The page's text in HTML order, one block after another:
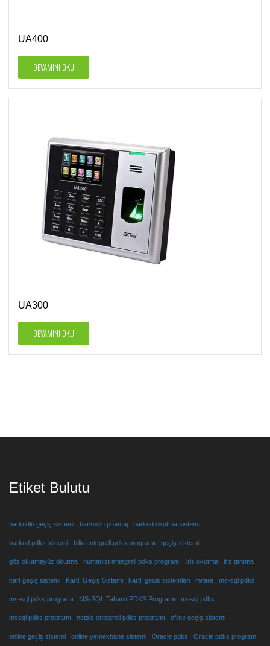
UA400
DEVAMINI OKU
UA300
DEVAMINI OKU
Etiket Bulutu
barkodlu geçiş sistemi barkodlu puantaj barkod okutma sistemi
barkod pdks sistemi bilin entegreli pdks programı geçiş sistemi
göz okutmayüz okutma humanist entegreli pdks programı iris okutma iris tanıma
kart geçiş sistemi Kartlı Geçiş Sistemi kartlı geçiş sistemleri mifare ms-sql pdks
ms-sql pdks programı MS-SQL Tabanlı PDKS Programı mssql pdks
mssql pdks programı netsis entegreli pdks programı ofline geçiş sistemi
online geçiş sistemi online yemekhane sistemi Oracle pdks Oracle pdks programı